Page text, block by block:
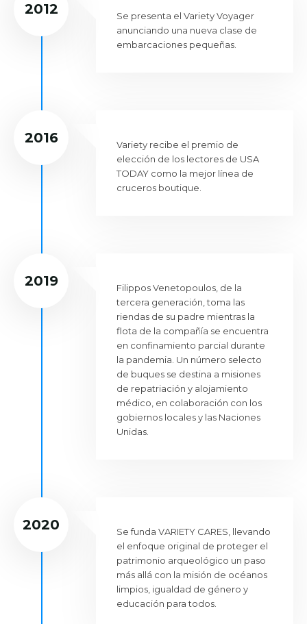
2012
Se presenta el Variety Voyager
anunciando una nueva clase de
embarcaciones pequeñas.
2016
Variety recibe el premio de
elección de los lectores de USA
TODAY como la mejor línea de
cruceros boutique.
2019
Filippos Venetopoulos, de la
tercera generación, toma las
riendas de su padre mientras la
flota de la compañía se encuentra
en confinamiento parcial durante
la pandemia. Un número selecto
de buques se destina a misiones
de repatriación y alojamiento
médico, en colaboración con los
gobiernos locales y las Naciones
Unidas.
2020
Se funda VARIETY CARES, llevando
el enfoque original de proteger el
patrimonio arqueológico un paso
más allá con la misión de océanos
limpios, igualdad de género y
educación para todos.